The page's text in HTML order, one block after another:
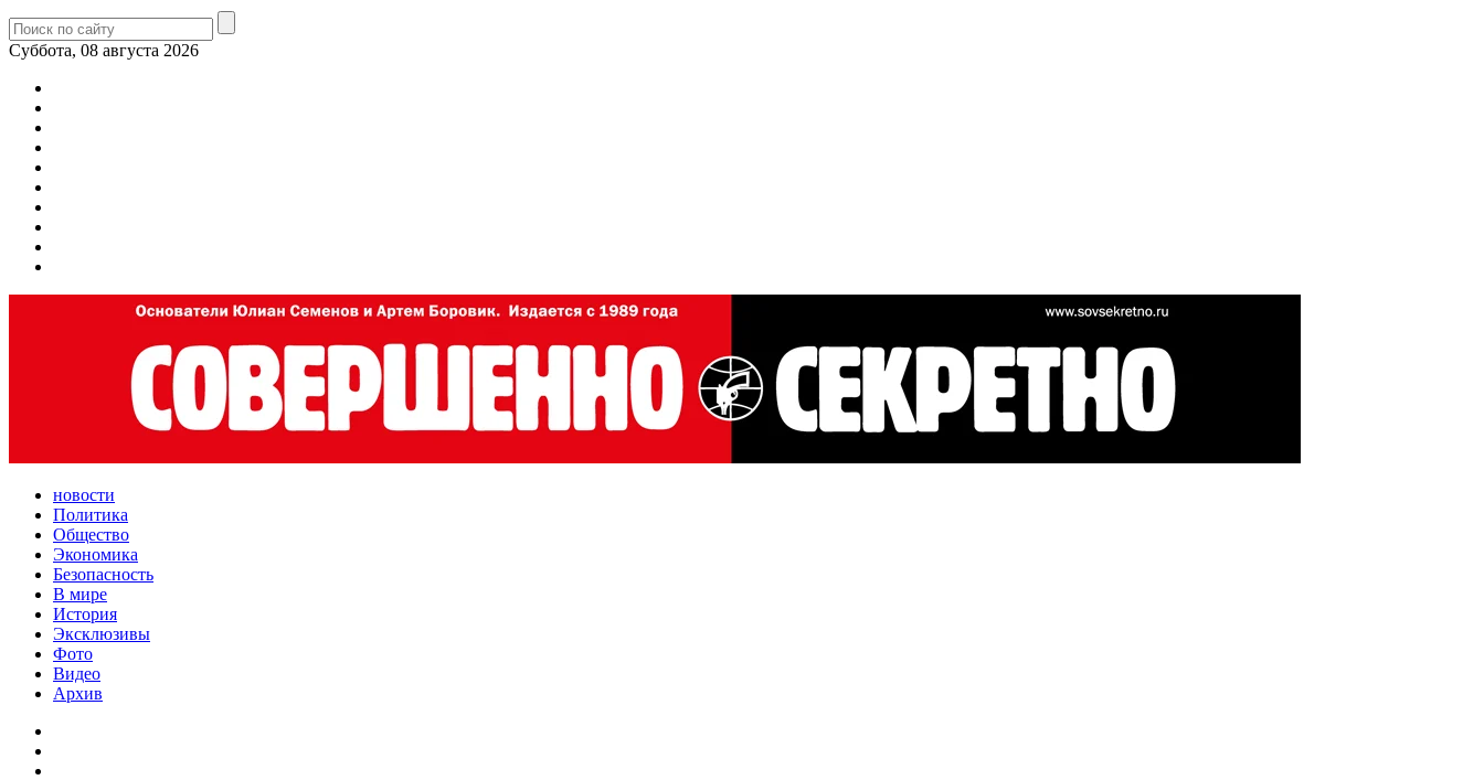
Суббота, 08 августа 2026
новости
Политика
Общество
Экономика
Безопасность
В мире
История
Эксклюзивы
Фото
Видео
Архив